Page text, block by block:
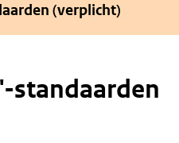
(verplicht)
standaarden